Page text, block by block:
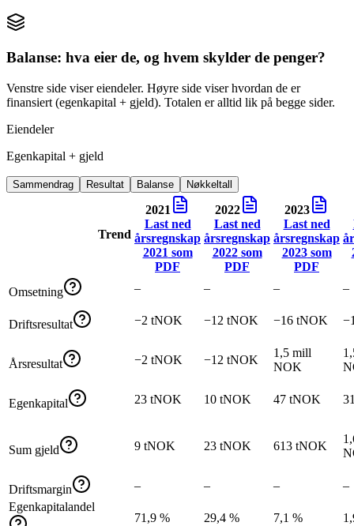
Balanse: hva eier de, og hvem skylder de penger?
Venstre side viser eiendeler. Høyre side viser hvordan de er
finansiert (egenkapital + gjeld). Totalen er alltid lik på begge sider.
Eiendeler
Egenkapital + gjeld
Sammendrag Resultat Balanse Nøkkeltall
Trend
2021
Last ned
årsregnskap
2021 som
PDF
2022
Last ned
årsregnskap
2022som
PDF
2023
Last ned
årsregnskap
2023som
PDF
Omsetning – – – –
Driftsresultat −2 tNOK −12 tNOK −16 tNOK
Årsresultat −2 tNOK −12 tNOK
1,5 mill
NOK
Egenkapital 23 tNOK 10 tNOK 47 tNOK
Sum gjeld 9 tNOK 23 tNOK 613 tNOK
Driftsmargin – – –
–
Egenkapitalandel
71,9 %
29,4 % 7,1 %